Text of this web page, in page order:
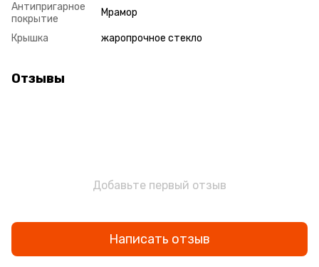
Антипригарное
покрытие
Мрамор
Крышка жаропрочное стекло
Отзывы
Добавьте первый отзыв
Написать отзыв